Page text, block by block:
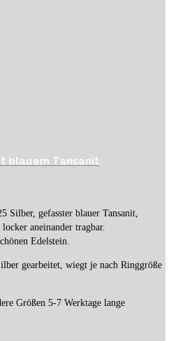
blauem Tansanit
Silber, gefasster blauer Tansanit,
aneinander tragbar.
Edelstein.
gearbeitet, wiegt je nach Ringgröße
Größen 5-7 Werktage lange